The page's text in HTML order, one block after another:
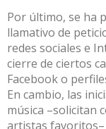
Por último, se ha
llamativo de
redes sociales e
cierre de ciertos
Facebook o
En cambio, las
música –solicitan
artistas favoritos–